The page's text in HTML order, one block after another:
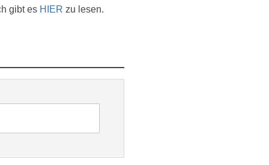
gibt es HIER zu lesen.